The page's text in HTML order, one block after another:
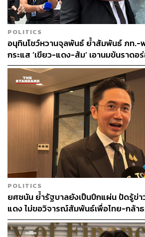
POLITICS
อนุทินโชว์หวานจุลพันธ์ ย้ำสัมพันธ์ ภท.-
กระแส ‘เขียว-แดง-ส้ม’ เอานมข้นราดอ
POLITICS
ยศชนัน ย้ำรัฐบาลยังเป็นปึกแผ่น ปัดรู้ข่า
แดง ไม่ขอวิจารณ์สัมพันธ์เพื่อไทย-กล้า